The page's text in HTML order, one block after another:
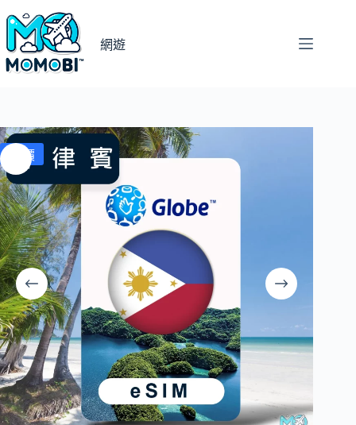
主
要
網遊
特價